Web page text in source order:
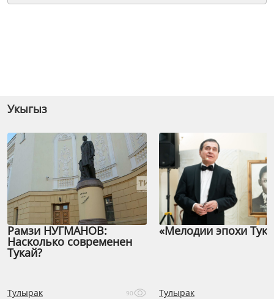
Укыгыз
Рамзи НУГМАНОВ:
Насколько современен
Тукай?
Тулырак 90
«Мелодии эпохи
Тулырак